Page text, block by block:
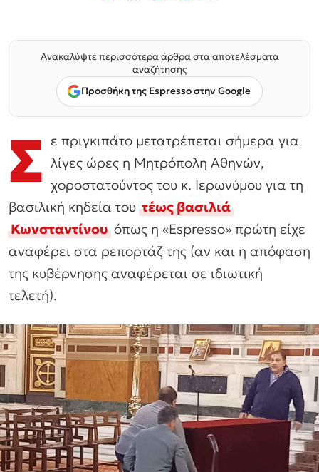
Ανακαλύψτε περισσότερα άρθρα στα αποτελέσματα
αναζήτησης
Προσθήκη της Espresso στην Google
Σ ε πριγκιπάτο μετατρέπεται σήμερα για
λίγες ώρες η Μητρόπολη Αθηνών,
χοροστατούντος του κ. Ιερωνύμου για τη
βασιλική κηδεία τουτέως βασιλιά
Κωνσταντίνουόπως η «Espresso» πρώτη είχε
αναφέρει στα ρεπορτάζ της (αν και η απόφαση
της κυβέρνησης αναφέρεται σε ιδιωτική
τελετή).